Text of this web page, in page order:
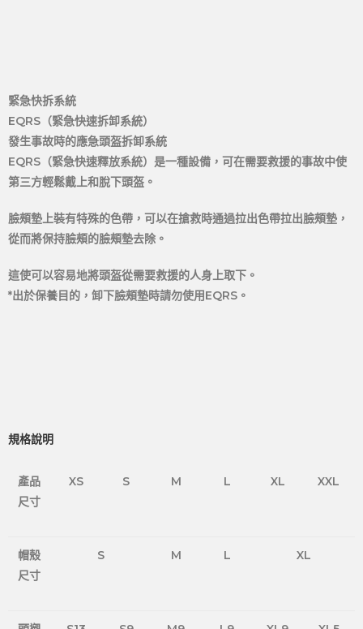
緊急快拆系統
EQRS（緊急快速拆卸系統）
發生事故時的應急頭盔拆卸系統
EQRS（緊急快速釋放系統）是一種設備，可在需要救援的事故中使
第三方輕鬆戴上和脫下頭盔。
臉頰墊上裝有特殊的色帶，可以在搶救時通過拉出色帶拉出臉頰墊，
從而將保持臉頰的臉頰墊去除。
這使可以容易地將頭盔從需要救援的人身上取下。
*出於保養目的，卸下臉頰墊時請勿使用EQRS。
規格說明
產品
尺寸
XS S M L XL XXL
帽殼
尺寸
S M L XL